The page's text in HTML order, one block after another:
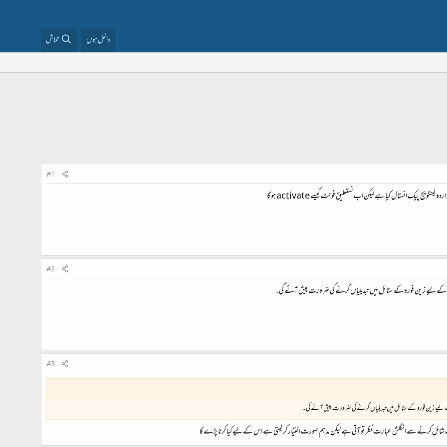
داخل ہوں تلاش
#1
#2
کے لیے زین فورو کے سٹائل میں تبدیلیاں کرنے کی ضرورت پیش آئے گی۔
#3
لیے زین فورو کے سٹائل میں تبدیلیاں کرنے کی ضرورت پیش آئے گی۔
کرنے سے انگلش عبارت نظر تو آتی ہے لیکن مدہم صورت اختیار کر لیتی ہے اس کے لیے کیا کرنا پڑے گا